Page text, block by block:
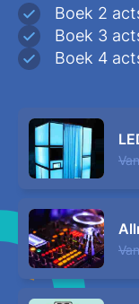
Boek 2
Boek 3
Boek 4